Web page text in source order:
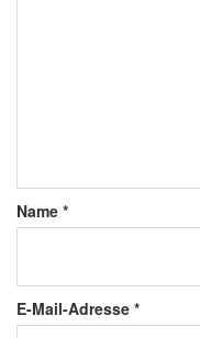
Name *
E-Mail-Adresse *